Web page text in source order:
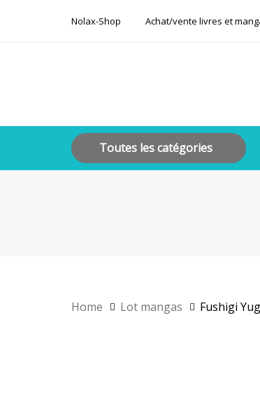
content
Nolax-Shop Achat/vente livres et
Toutes les catégories
Home Lot mangas Fushigi